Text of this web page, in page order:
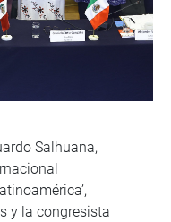
Salhuana,
y la congresista